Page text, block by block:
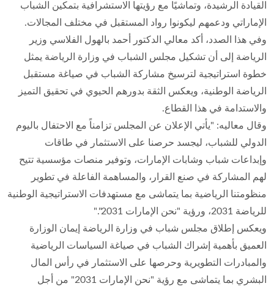
القيادة الرشيدة، وتماشيًا مع رؤيتها الاستشرافية بتمكين الشباب
الإماراتي ودعمهم ليكونوا رواد المستقبل في مختلف المجالات.
وفي هذا الصدد، أكد معالي الدكتور أحمد بالهول الفلاسي وزير
الرياضة إلى أن تشكيل مجلس الشباب في وزارة الرياضة يمثل
خطوة استراتيجية لترسيخ مشاركة الشباب في صياغة مستقبل
الرياضة الوطنية، ويعكس الثقة بدورهم الحيوي في تحقيق التميز
والاستدامة في هذا القطاع.
وقال معاليه: "يأتي الإعلان عن المجلس تزامناً مع الاحتفال باليوم
الدولي للشباب، ليجسد حرصنا على الاستثمار في طاقات
وإبداعات شباب وشابات الإمارات، وتوفير منصات مؤسسية تتيح
لهم المشاركة في صنع القرار، والمساهمة الفاعلة في تطوير
منظومتنا الرياضية بما يتماشى مع مستهدفات الاستراتيجية الوطنية
للرياضة 2031، ورؤية "نحن الإمارات 2031"."
ويعكس إطلاق مجلس شباب في وزارة الرياضة إيمان الوزارة
العميق بأهمية إشراك الشباب في صياغة السياسات الرياضية
والمبادرات التطويرية وحرصها على الاستثمار في رأس المال
البشري بما يتماشى مع رؤية "نحن الإمارات 2031" من أجل